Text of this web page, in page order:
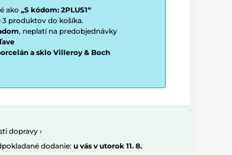
ako „S kódom: 2PLUS1“
produktov do košíka.
, neplatí na predobjednávky
a sklo Villeroy & Boch
dopravy ›
dodanie: u vás v utorok 11. 8.